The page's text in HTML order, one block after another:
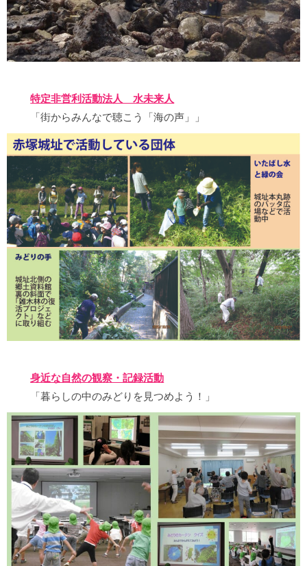
特定非営利活動法人 水未来人
「街からみんなで聴こう「海の声」」
身近な自然の観察・記録活動
「暮らしの中のみどりを見つめよう！」